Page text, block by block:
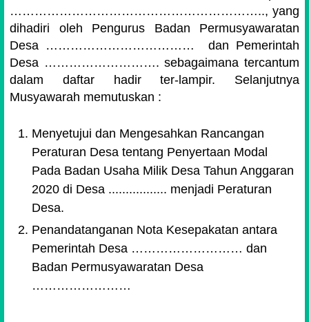
…………………………………………………….., yang
dihadiri oleh Pengurus Badan Permusyawaratan
Desa ……………………………… dan Pemerintah
Desa ………………………. sebagaimana tercantum
dalam daftar hadir ter-lampir. Selanjutnya
Musyawarah memutuskan :
Menyetujui dan Mengesahkan Rancangan
Peraturan Desa tentang Penyertaan Modal
Pada Badan Usaha Milik Desa Tahun Anggaran
2020 di Desa ................. menjadi Peraturan
Desa.
Penandatanganan Nota Kesepakatan antara
Pemerintah Desa ……………………… dan
Badan Permusyawaratan Desa
……………………